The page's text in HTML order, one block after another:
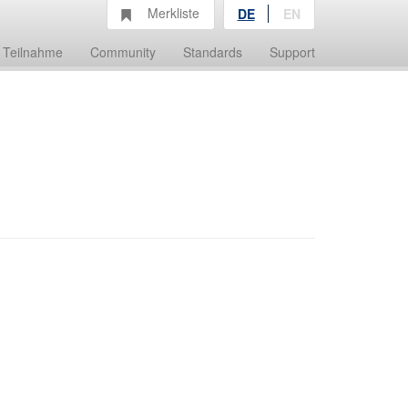
Teilnahme Community Standards Support
Merkliste DE EN